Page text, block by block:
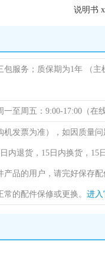
说明书
包服务；质保期为1年 （
一至周五：9:00-17:00（在
机发票为准），如因质量
内退货，15日内换货，
产品的用户，请完好保存
的配件保修或更换。 进入